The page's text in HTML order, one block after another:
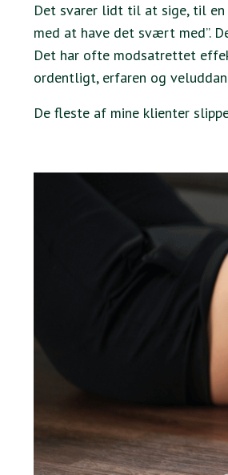
Det svarer lidt til at sige, til
med at have det svært med”.
Det har ofte modsatrettet
ordentligt, erfaren og
De fleste af mine klienter